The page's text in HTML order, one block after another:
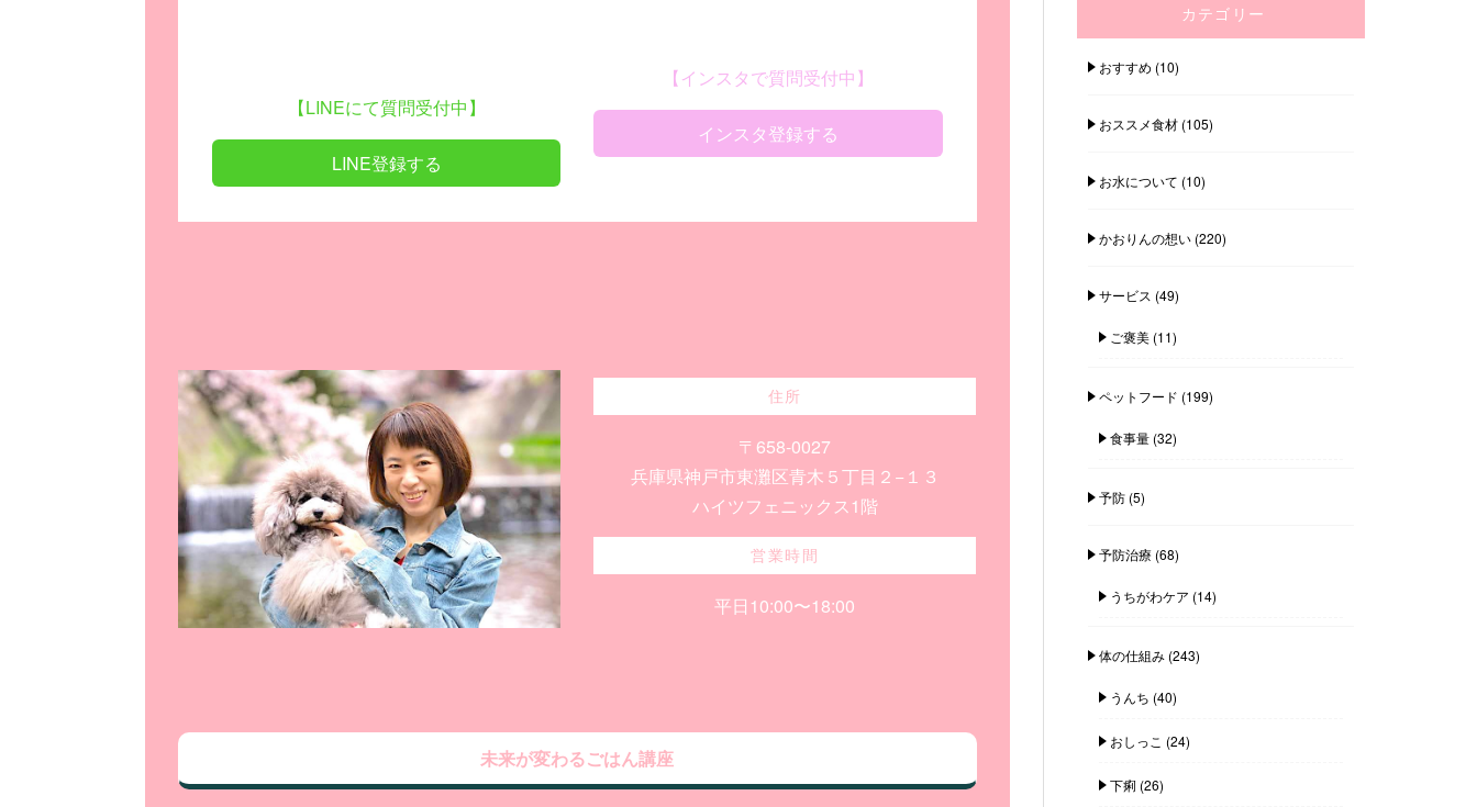
【LINEにて質問受付中】
LINE登録する
【インスタで質問受付中】
インスタ登録する
住所
〒658-0027
兵庫県神戸市東灘区青木５丁目２−１３
ハイツフェニックス1階
営業時間
平日10:00〜18:00
未来が変わるごはん講座
カテゴリー
おすすめ (10)
おススメ食材(105)
お水について (10)
かおりんの想い(220)
サービス (49)
ご褒美(11)
ペットフード (199)
食事量(32)
予防(5)
予防治療(68)
うちがわケア (14)
体の仕組み(243)
うんち (40)
おしっこ (24)
下痢 (26)